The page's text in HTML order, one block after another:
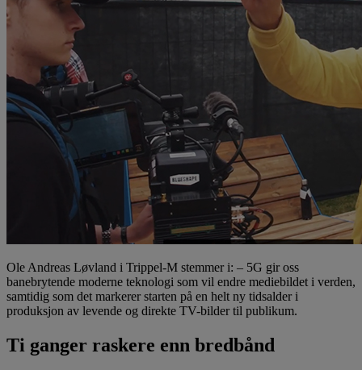
Ole Andreas Løvland i Trippel-M stemmer i: – 5G gir oss
banebrytende moderne teknologi som vil endre mediebildet i verden,
samtidig som det markerer starten på en helt ny tidsalder i
produksjon av levende og direkte TV-bilder til publikum.
Ti ganger raskere enn bredbånd